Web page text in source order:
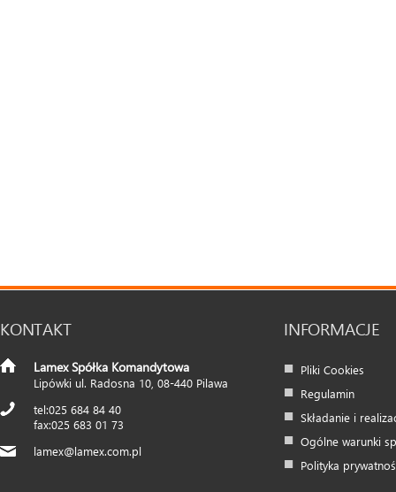
KONTAKT
Lamex Spółka Komandytowa
Lipówki ul. Radosna 10 08-440 Pilawa
025 684 84 40
025 683 01 73
lamex@lamex.com.pl
INFORMACJE
Pliki Cookies
Regulamin
Składanie i
Ogólne warunki
Polityka